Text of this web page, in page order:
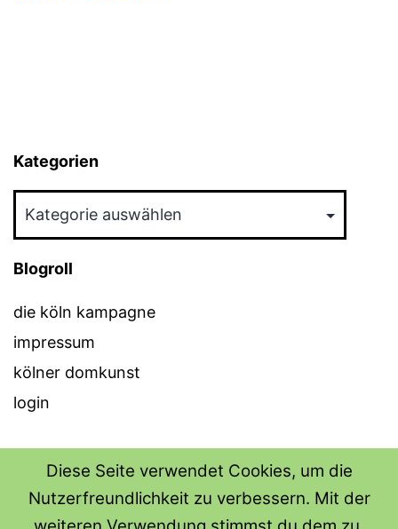
Kategorien
Blogroll
die köln kampagne
impressum
kölner domkunst
login
THE SHIRT SHOPS
Diese Seite verwendet Cookies, um die
Nutzerfreundlichkeit zu verbessern. Mit der